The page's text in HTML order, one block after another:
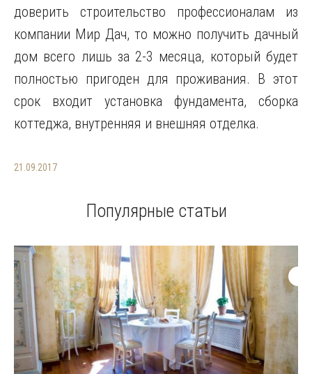
доверить строительство профессионалам из
компании Мир Дач, то можно получить дачный
дом всего лишь за 2-3 месяца, который будет
полностью пригоден для проживания. В этот
срок входит установка фундамента, сборка
коттеджа, внутренняя и внешняя отделка.
21.09.2017
Популярные статьи